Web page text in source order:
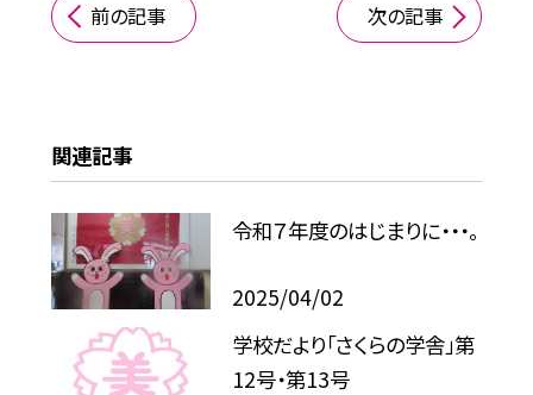
前の記事 次の記事
関連記事
令和７年度のはじまりに・・・。
2025/04/02
学校だより「さくらの学舎」第
12号・第13号